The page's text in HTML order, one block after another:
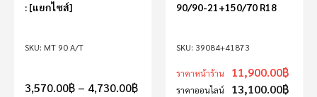
MT 90 A/T
: [แยกไซส์]
3,570.00฿ – 4,730.00฿
39084+41873
90/90-21+150/70 R18
ราคาหน้าร้าน 11,900.00฿
ราคาออนไลน์ 13,100.00฿